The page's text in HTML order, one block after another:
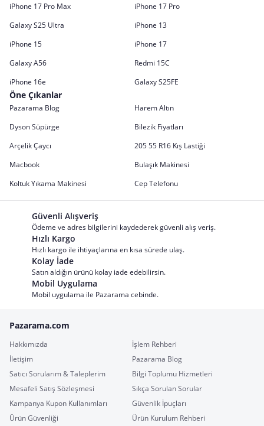
iPhone 17 Pro Max
iPhone 17 Pro
Galaxy S25 Ultra
iPhone 13
iPhone 15
iPhone 17
Galaxy A56
Redmi 15C
iPhone 16e
Galaxy S25FE
Öne Çıkanlar
Pazarama Blog
Harem Altın
Dyson Süpürge
Bilezik Fiyatları
Arçelik Çaycı
205 55 R16 Kış Lastiği
Macbook
Bulaşık Makinesi
Koltuk Yıkama Makinesi
Cep Telefonu
Güvenli Alışveriş
Ödeme ve adres bilgilerini kaydederek güvenli alış veriş.
Hızlı Kargo
Hızlı kargo ile ihtiyaçlarına en kısa sürede ulaş.
Kolay İade
Satın aldığın ürünü kolay iade edebilirsin.
Mobil Uygulama
Mobil uygulama ile Pazarama cebinde.
Pazarama.com
Hakkımızda
İşlem Rehberi
İletişim
Pazarama Blog
Satıcı Sorularım & Taleplerim
Bilgi Toplumu Hizmetleri
Mesafeli Satış Sözleşmesi
Sıkça Sorulan Sorular
Kampanya Kupon Kullanımları
Güvenlik İpuçları
Ürün Güvenliği
Ürün Kurulum Rehberi